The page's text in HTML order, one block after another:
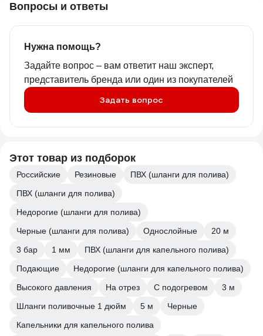
Вопросы и ответы
Нужна помощь?
Задайте вопрос – вам ответит наш эксперт,
представитель бренда или один из покупателей
Задать вопрос
Этот товар из подборок
Российские Резиновые
ПВХ (шланги для полива)
ПВХ (шланги для полива)
Недорогие (шланги для полива)
Черные (шланги для полива)
Однослойные
20 м
3 бар
1 мм
ПВХ (шланги для капельного полива)
Подающие
Недорогие (шланги для капельного полива)
Высокого давления
На отрез С подогревом
3 м
Шланги поливочные 1 дюйм
5 м
Черные
Капельники для капельного полива